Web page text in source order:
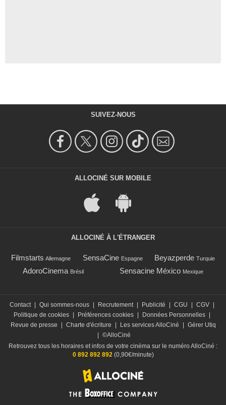
SUIVEZ-NOUS
ALLOCINÉ SUR MOBILE
ALLOCINÉ À L'ÉTRANGER
Filmstarts Allemagne SensaCine Espagne Beyazperde Turquie
AdoroCinema Brésil Sensacine México Mexique
Contact | Qui sommes-nous | Recrutement | Publicité | CGU | CGV |
Politique de cookies | Préférences cookies | Données Personnelles |
Revue de presse
| Charte d'écriture | Les services AlloCiné | Gérer Utiq
| ©AlloCiné
Retrouvez tous les horaires et infos de votre cinéma sur le numéro AlloCiné :
0 892 892 892 (0,90€/minute)